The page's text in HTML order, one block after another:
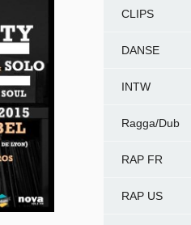
CLIPS
DANSE
INTW
Ragga/Dub
RAP FR
RAP US